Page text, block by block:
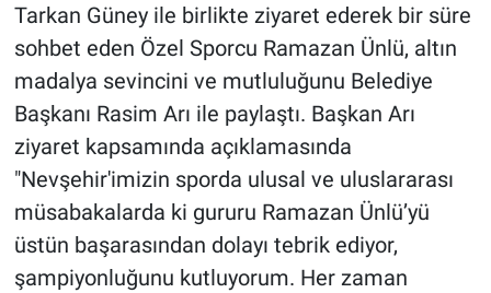
Tarkan Güney ile birlikte ziyaret ederek bir süre
sohbet eden Özel Sporcu Ramazan Ünlü, altın
madalya sevincini ve mutluluğunu Belediye
Başkanı Rasim Arı ile paylaştı. Başkan Arı
ziyaret kapsamında açıklamasında
"Nevşehir'imizin sporda ulusal ve uluslararası
müsabakalarda ki gururu Ramazan Ünlü’yü
üstün başarasından dolayı tebrik ediyor,
şampiyonluğunu kutluyorum. Her zaman
Haberde İnsan